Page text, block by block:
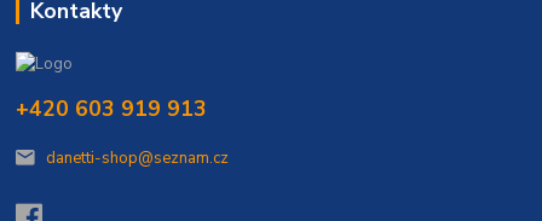
Kontakty
+420 603 919 913
danetti-shop@seznam.cz